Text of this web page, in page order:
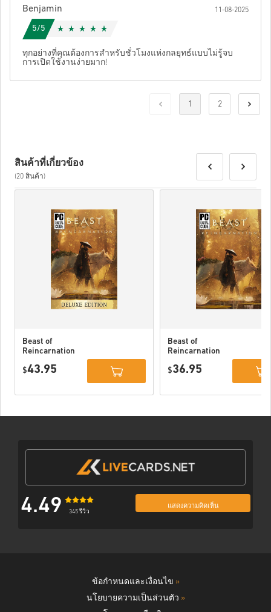
Benjamin 11-08-2025
5/5
ทุกอย่างที่คุณต้องการสำหรับชั่วโมงแห่งกลยุทธ์แบบไม่รู้จบ
การเปิดใช้งานง่ายมาก!
1 2
สินค้าที่เกี่ยวข้อง
(20 สินค้า)
Beast of
Reincarnation
PC (STEAM)
$43.95
Beast of
Reincarnation
$36.95
4.49 345 รีวิว
แสดงความคิดเห็น
ข้อกำหนดและเงื่อนไข »
นโยบายความเป็นส่วนตัว »